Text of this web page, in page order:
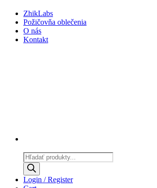
ZhikLabs
Požičovňa oblečenia
O nás
Kontakt
Products
search
Login / Register